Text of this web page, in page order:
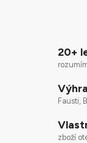
20+
Fausti,
zboží